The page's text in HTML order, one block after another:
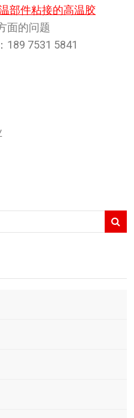
部件粘接的高温胶
面的问题
189 7531 5841